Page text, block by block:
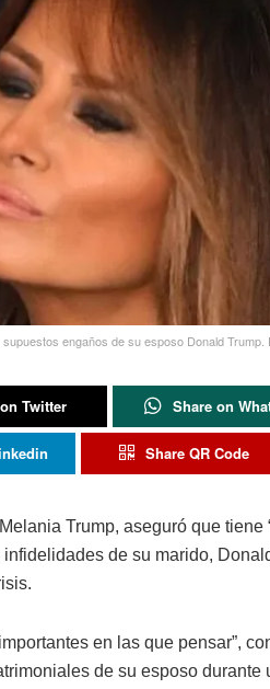
supuestos engaños de su esposo Donald Trump.
Twitter Share on
Share QR Code
Trump, aseguró que tiene
de su marido,
en las que pensar”,
de su esposo durante